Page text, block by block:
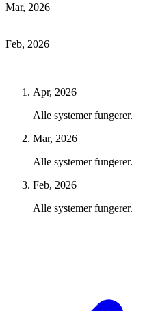
Mar, 2026
Feb, 2026
Apr, 2026
Alle systemer fungerer.
Mar, 2026
Alle systemer fungerer.
Feb, 2026
Alle systemer fungerer.